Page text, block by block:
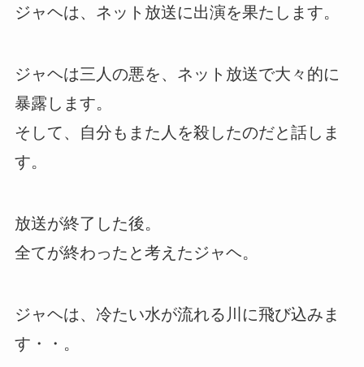
ジャヘは、ネット放送に出演を果たします。
ジャヘは三人の悪を、ネット放送で大々的に
暴露します。
そして、自分もまた人を殺したのだと話しま
す。
放送が終了した後。
全てが終わったと考えたジャヘ。
ジャヘは、冷たい水が流れる川に飛び込みま
す・・。